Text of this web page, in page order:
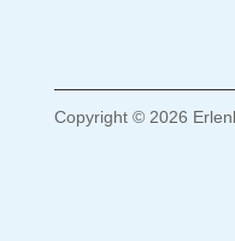
Copyright © 2026